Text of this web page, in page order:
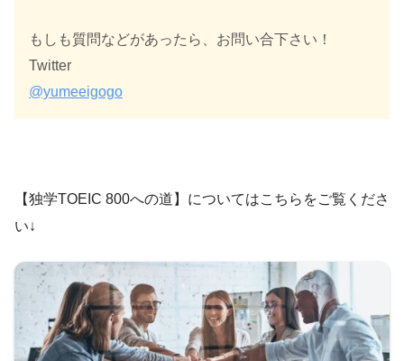
もしも質問などがあったら、お問い合下さい！
Twitter
@yumeeigogo
【独学TOEIC 800への道】についてはこちらをご覧くださ
い↓